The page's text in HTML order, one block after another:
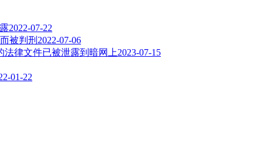
2022-07-22
被判刑 2022-07-06
律文件已被泄露到暗网上2023-07-15
01-22